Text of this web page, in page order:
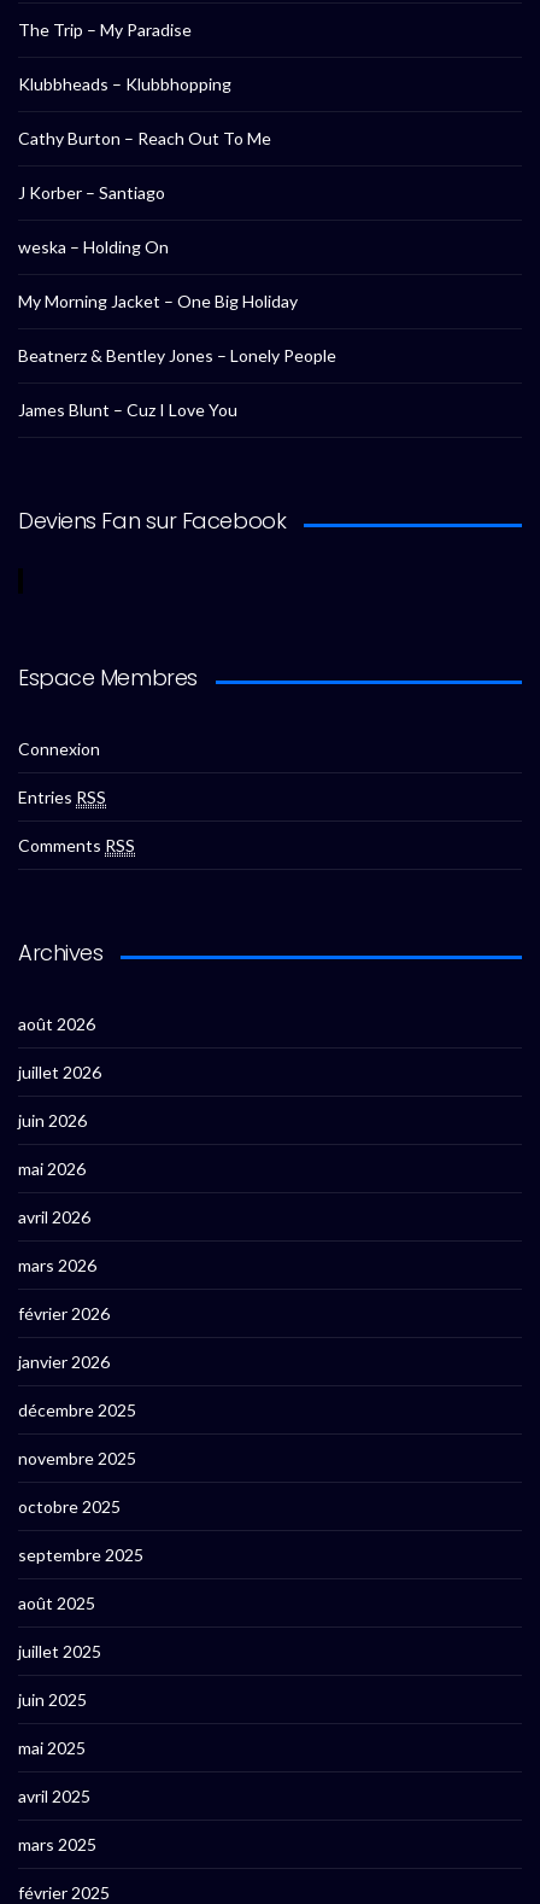
The Trip – My Paradise
Klubbheads – Klubbhopping
Cathy Burton – Reach Out To Me
J Korber – Santiago
weska – Holding On
My Morning Jacket – One Big Holiday
Beatnerz & Bentley Jones – Lonely People
James Blunt – Cuz I Love You
Deviens Fan sur Facebook
Espace Membres
Connexion
Entries RSS
Comments RSS
Archives
août 2026
juillet 2026
juin 2026
mai 2026
avril 2026
mars 2026
février 2026
janvier 2026
décembre 2025
novembre 2025
octobre 2025
septembre 2025
août 2025
juillet 2025
juin 2025
mai 2025
avril 2025
mars 2025
février 2025